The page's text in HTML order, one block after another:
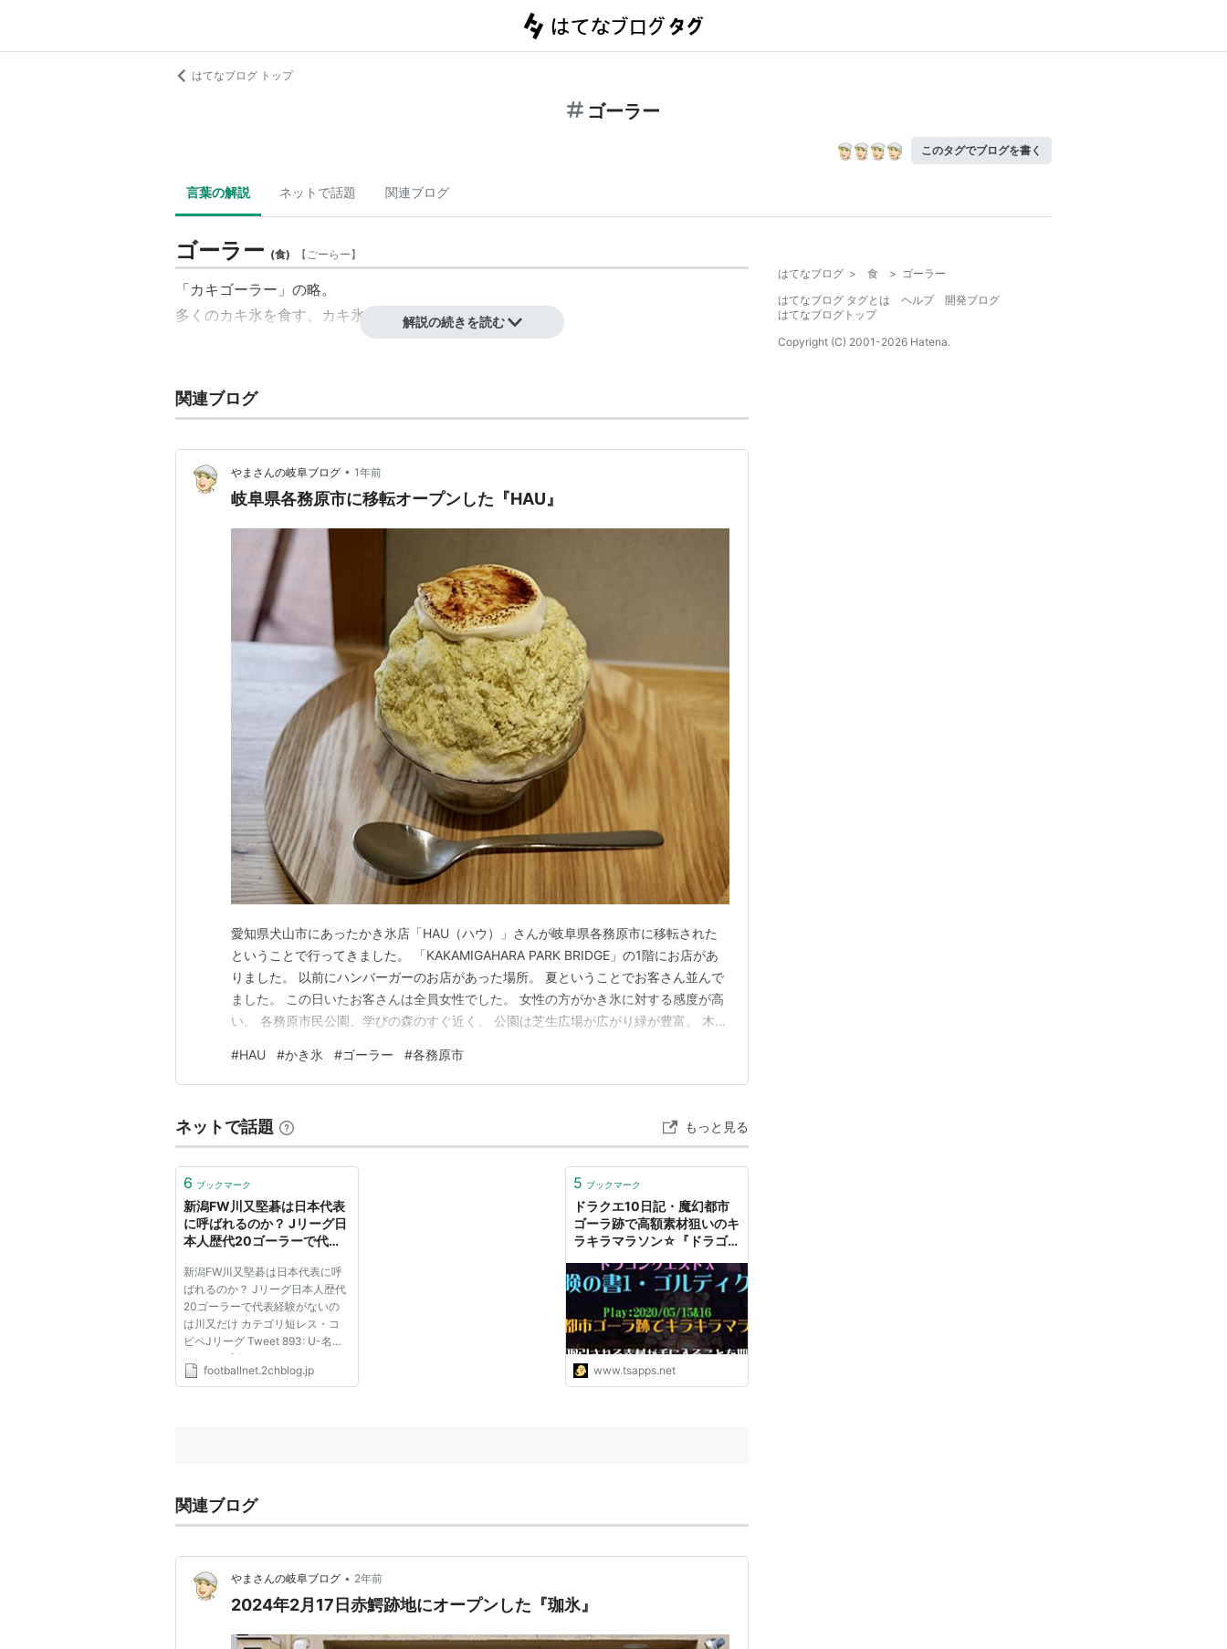
はてなブログ トップ
ゴーラー
このタグでブログを書く
言葉の解説 ネットで話題 関連ブログ
ゴーラー (食) 【ごーらー】
「カキゴーラー」の略。
多くのカキ氷を食す、カキ氷フリークのこと。
解説の続きを読む
関連ブログ
やまさんの岐阜ブログ • 1年前
岐阜県各務原市に移転オープンした『HAU』
愛知県犬山市にあったかき氷店「HAU（ハウ）」さんが岐阜県各務原市に移転された
ということで行ってきました。 「KAKAMIGAHARA PARK BRIDGE」の1階にお店があ
りました。 以前にハンバーガーのお店があった場所。 夏ということでお客さん並んで
ました。 この日いたお客さんは全員女性でした。 女性の方がかき氷に対する感度が高
い。 各務原市民公園、学びの森のすぐ近く。 公園は芝生広場が広がり緑が豊富。 木陰
ました。 シックでお洒落な店内。 赤鰐の五島師匠から贈られたという額が飾ってあり
ました。 師匠のお店も…
#HAU #かき氷 #ゴーラー #各務原市
ネットで話題 もっと見る
6 ブックマーク
新潟FW川又堅碁は日本代表
に呼ばれるのか？ Jリーグ日
本人歴代20ゴーラーで代表
footballnet
新潟FW川又堅碁は日本代表に呼
ばれるのか？ Jリーグ日本人歴代
20ゴーラーで代表経験がないの
は川又だけ カテゴリ短レス・コ
ピペJリーグ Tweet 893: U-名無
しさん＠実況はサッカーch
2013/10/30(水) 23:43:59.49
footballnet.2chblog.jp
5 ブックマーク
ドラクエ10日記・魔幻都市
ゴーラ跡で高額素材狙いのキ
ラキラマラソン☆『ドラゴ
ディクス』
www.tsapps.net
関連ブログ
やまさんの岐阜ブログ • 2年前
2024年2月17日赤鰐跡地にオープンした『珈氷』
はてなブログ > 食 > ゴーラー
はてなブログ タグとは
ヘルプ
開発ブログ
はてなブログトップ
Copyright (C) 2001-2026 Hatena.